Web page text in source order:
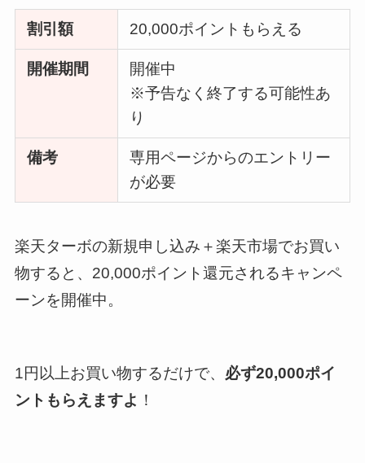
割引額 20,000ポイントもらえる
開催期間
開催中
※予告なく終了する可能性あ
り
備考
専用ページからのエントリー
が必要
楽天ターボの新規申し込み＋楽天市場でお買い
物すると、20,000ポイント還元されるキャンペ
ーンを開催中。
1円以上お買い物するだけで、 必ず20,000ポイ
ントもらえますよ ！